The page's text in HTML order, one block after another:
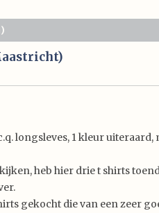
longsleves, 1 kleur uiteraard,
heb hier drie t shirts
gekocht die van een zeer